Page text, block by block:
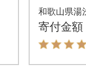
ころ手
ん
合)
和歌山県湯
寄付金額